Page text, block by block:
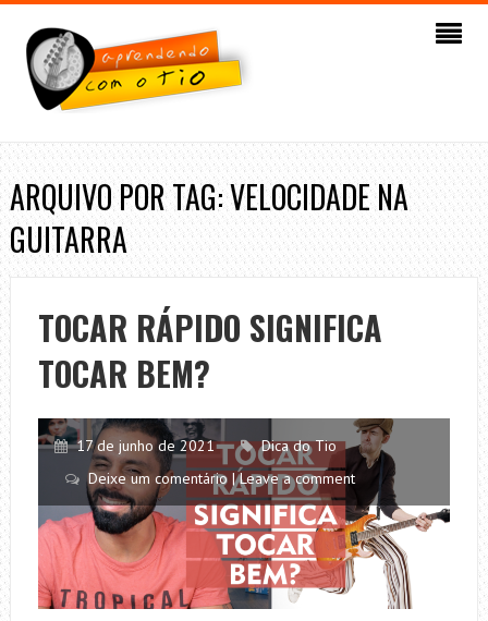
ARQUIVO POR TAG: VELOCIDADE NA
GUITARRA
TOCAR RÁPIDO SIGNIFICA
TOCAR BEM?
17 de junho de 2021
Dica do Tio
Deixe um comentário | Leave a comment